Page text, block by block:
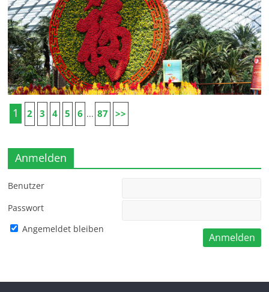
1 2 3 4 5 6 ... 87 >>
Anmelden
Benutzer
Passwort
Angemeldet bleiben